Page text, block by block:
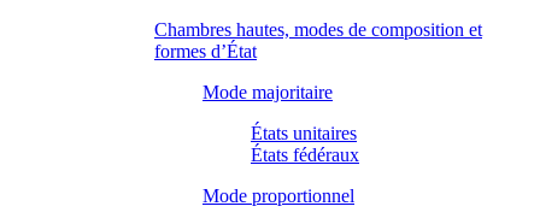
Chambres hautes, modes de composition et
formes d’État
Mode majoritaire
États unitaires
États fédéraux
Mode proportionnel